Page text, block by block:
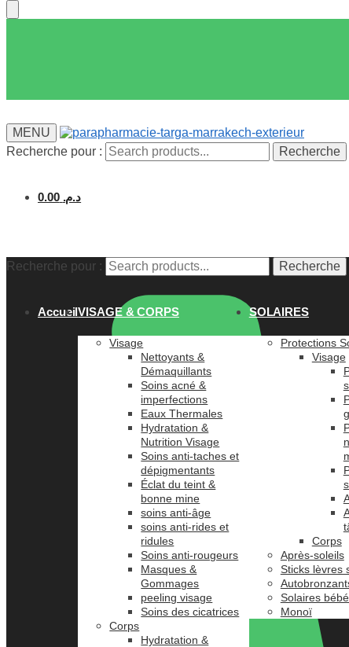
MENU
Recherche pour :
Recherche
د.م. 0.00
Recherche pour : Recherche
AccueilVISAGE & CORPS
Visage
Nettoyants &
Démaquillants
Soins acné &
imperfections
Eaux Thermales
Hydratation &
Nutrition Visage
Soins anti-taches et
dépigmentants
Éclat du teint &
bonne mine
soins anti-âge
soins anti-rides et
ridules
Soins anti-rougeurs
Masques &
Gommages
peeling visage
Soins des cicatrices
Corps
Hydratation &
SOLAIRES
Protections
Visage
Corps
Après-soleils
Sticks lèvres
Solaires
Monoï